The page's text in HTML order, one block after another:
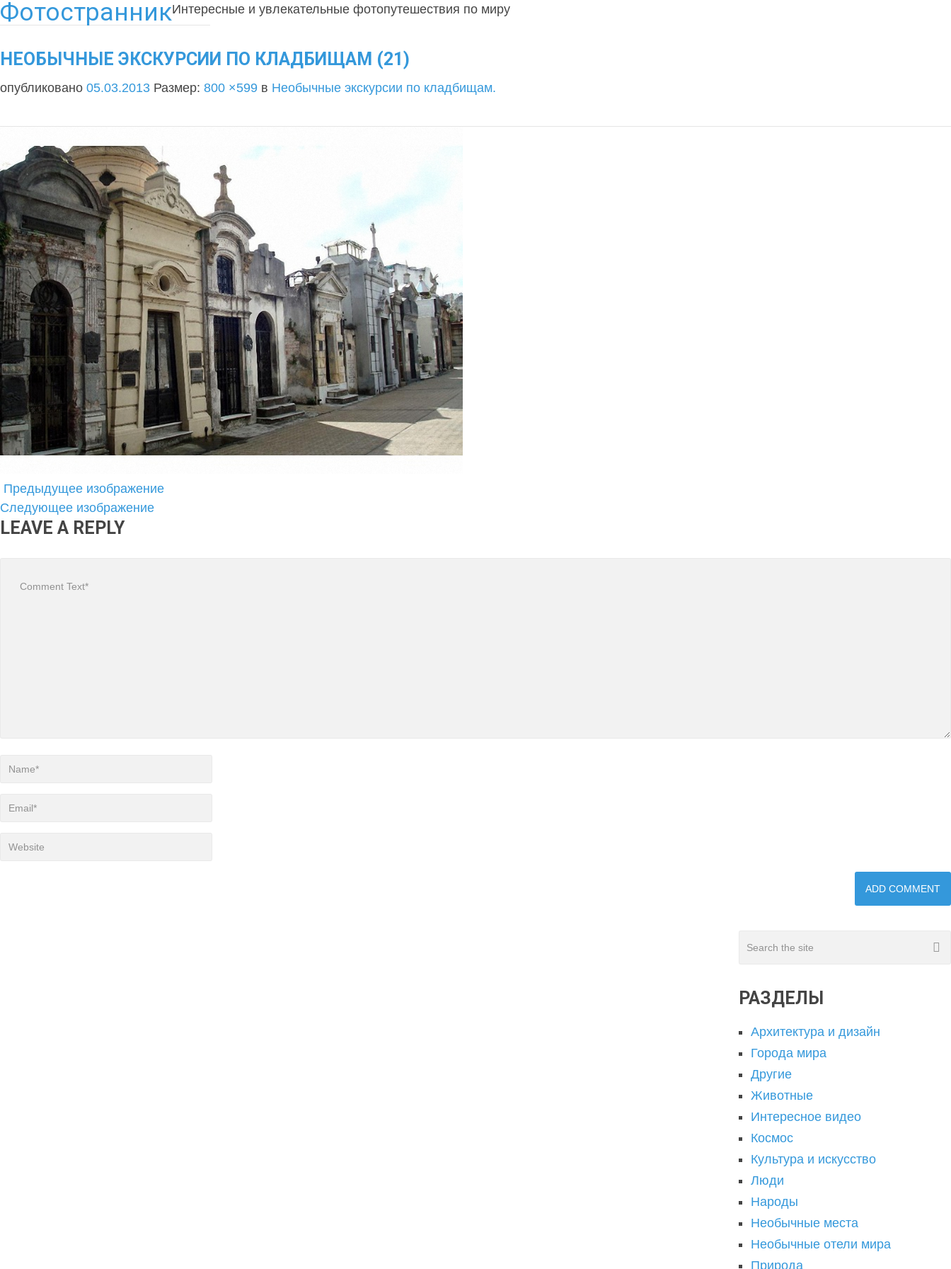
ФотостранникИнтересные и увлекательные фотопутешествия по миру
НЕОБЫЧНЫЕ ЭКСКУРСИИ ПО КЛАДБИЩАМ (21)
опубликовано 05.03.2013 Размер: 800 ×599 в Необычные экскурсии по кладбищам.
Предыдущее изображение
Следующее изображение
LEAVE A REPLY
РАЗДЕЛЫ
Архитектура и дизайн
Города мира
Другие
Животные
Интересное видео
Космос
Культура и искусство
Люди
Народы
Необычные места
Необычные отели мира
Природа